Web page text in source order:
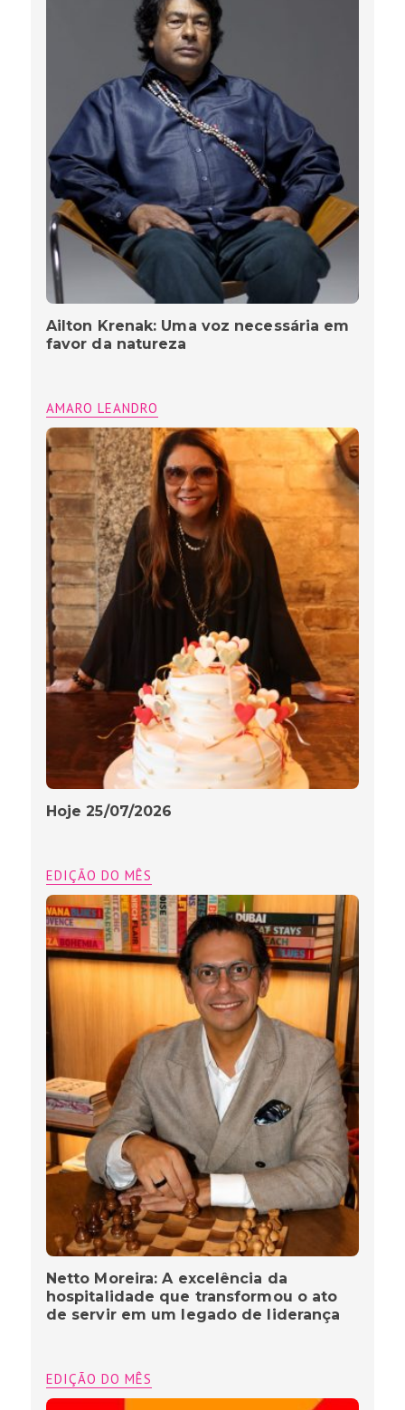
Ailton Krenak: Uma voz necessária em
favor da natureza
AMARO LEANDRO
Hoje 25/07/2026
EDIÇÃO DO MÊS
Netto Moreira: A excelência da
hospitalidade que transformou o ato
de servir em um legado de liderança
EDIÇÃO DO MÊS